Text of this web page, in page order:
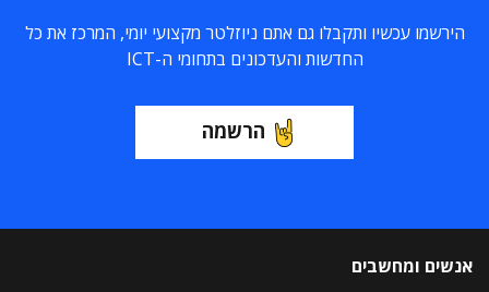
הירשמו עכשיו ותקבלו גם אתם ניוזלטר מקצועי יומי, המרכז את כל
החדשות והעדכונים בתחומי ה-ICT
הרשמה
אנשים ומחשבים